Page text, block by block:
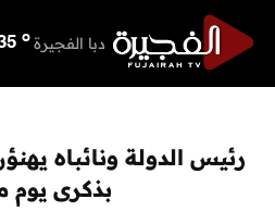
دبا الفجيرة o
أم القيوين 37 o
راس الخيمةo
رئيس الدولة ونائباه
بذكرى يوم